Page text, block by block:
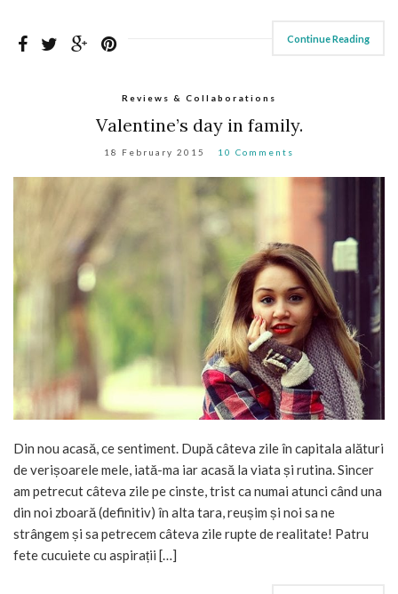
Continue Reading
Reviews & Collaborations
Valentine’s day in family.
18 February 2015 10 Comments
Din nou acasă, ce sentiment. După câteva zile în capitala alături
de verișoarele mele, iată-ma iar acasă la viata și rutina. Sincer
am petrecut câteva zile pe cinste, trist ca numai atunci când una
din noi zboară (definitiv) în alta tara, reușim și noi sa ne
strângem și sa petrecem câteva zile rupte de realitate! Patru
fete cucuiete cu aspirații […]